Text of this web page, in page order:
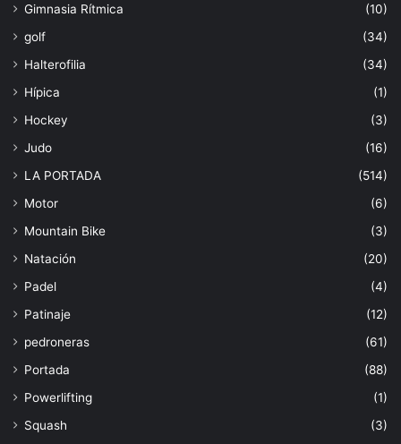
Gimnasia Rítmica
(10)
golf
(34)
Halterofilia
(34)
Hípica
(1)
Hockey
(3)
Judo
(16)
LA PORTADA
(514)
Motor
(6)
Mountain Bike
(3)
Natación
(20)
Padel
(4)
Patinaje
(12)
pedroneras
(61)
Portada
(88)
Powerlifting
(1)
Squash
(3)